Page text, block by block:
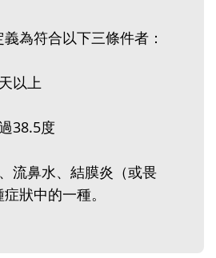
為符合以下三條件者：
以上
38.5度
流鼻水、結膜炎（或畏
狀中的一種。